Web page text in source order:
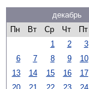
декабрь
Пн
Вт Ср Чт Пт
1
2 3
6
7 8 9 10
13
14 15 16 17